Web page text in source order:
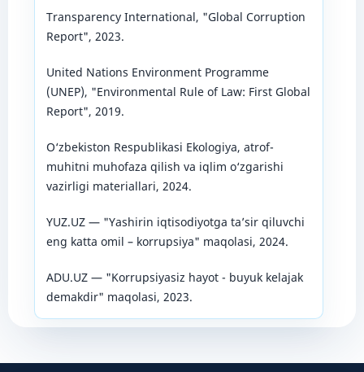
Transparency International, "Global Corruption
Report", 2023.
United Nations Environment Programme
(UNEP), "Environmental Rule of Law: First Global
Report", 2019.
O‘zbekiston Respublikasi Ekologiya, atrof-
muhitni muhofaza qilish va iqlim o‘zgarishi
vazirligi materiallari, 2024.
YUZ.UZ — "Yashirin iqtisodiyotga taʼsir qiluvchi
eng katta omil – korrupsiya" maqolasi, 2024.
ADU.UZ — "Korrupsiyasiz hayot - buyuk kelajak
demakdir" maqolasi, 2023.